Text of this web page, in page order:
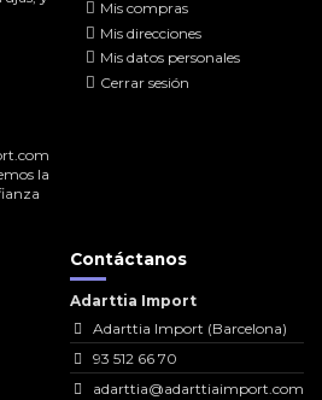
la
Mis compras
Mis direcciones
Mis datos personales
Cerrar sesión
Contáctanos
Adarttia Import
Adarttia Import (Barcelona)
93 512 66 70
adarttia@adarttiaimport.com